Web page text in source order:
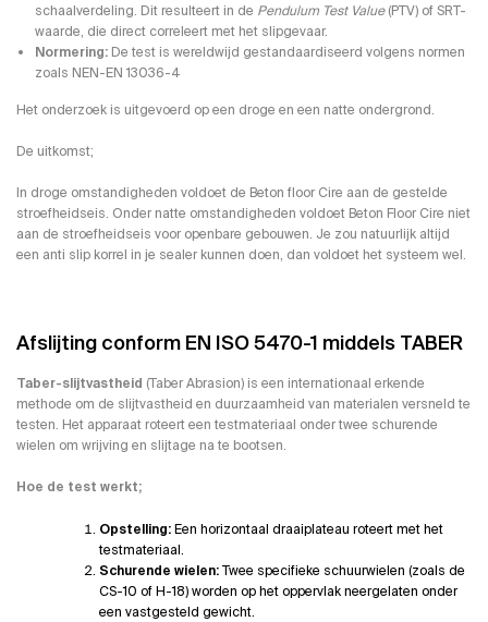
schaalverdeling. Dit resulteert in de Pendulum Test Value(PTV) of SRT-
waarde, die direct correleert met het slipgevaar.
Normering: De test is wereldwijd gestandaardiseerd volgens normen
zoals NEN-EN 13036-4
Het onderzoek is uitgevoerd op een droge en een natte ondergrond.
De uitkomst;
In droge omstandigheden voldoet de Beton floor Cire aan de gestelde
stroefheidseis. Onder natte omstandigheden voldoet Beton Floor Cire niet
aan de stroefheidseis voor openbare gebouwen. Je zou natuurlijk altijd
een anti slip korrel in je sealer kunnen doen, dan voldoet het systeem wel.
Afslijting conform EN ISO 5470-1 middels TABER
Taber-slijtvastheid (Taber Abrasion) is een internationaal erkende
methode om de slijtvastheid en duurzaamheid van materialen versneld te
testen. Het apparaat roteert een testmateriaal onder twee schurende
wielen om wrijving en slijtage na te bootsen.
Hoe de test werkt;
Opstelling:Een horizontaal draaiplateau roteert met het
testmateriaal.
Schurende wielen:Twee specifieke schuurwielen (zoals de
CS-10 of H-18) worden op het oppervlak neergelaten onder
een vastgesteld gewicht.